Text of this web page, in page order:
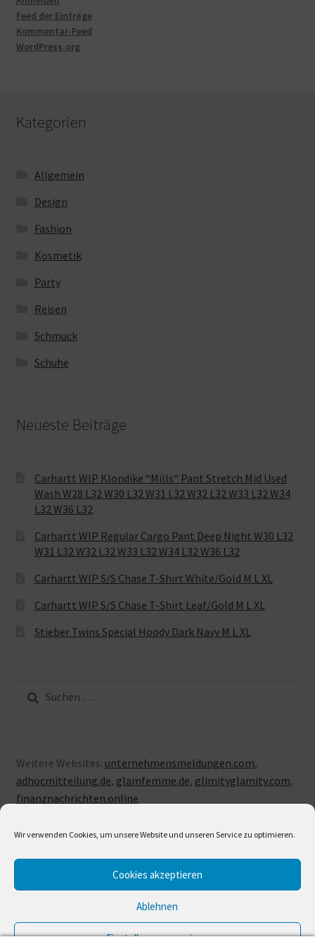
Wir verwenden Cookies, um unsere Website und unseren Service zu optimieren.
Cookies akzeptieren
Ablehnen
Feed der Einträge
Kommentar-Feed
WordPress.org
Kategorien
Allgemein
Design
Fashion
Kosmetik
Party
Reisen
Schmuck
Schuhe
Neueste Beiträge
Carhartt WIP Klondike “Mills“ Pant Stretch Mid Used
Wash W28 L32 W30 L32 W31 L32 W32 L32 W33 L32 W34
L32 W36 L32
Carhartt WIP Regular Cargo Pant Deep Night W30 L32
W31 L32 W32 L32 W33 L32 W34 L32 W36 L32
Carhartt WIP S/S Chase T-Shirt White/Gold M L XL
Carhartt WIP S/S Chase T-Shirt Leaf/Gold M L XL
Stieber Twins Special Hoody Dark Navy M L XL
nach:
Weitere Websites: unternehmensmeldungen.com,
adhocmitteilung.de, glamfemme.de, glimityglamity.com,
finanznachrichten.online
© LUXUSLOVE 2026
Erstellt mit Storefront & WooCommerce